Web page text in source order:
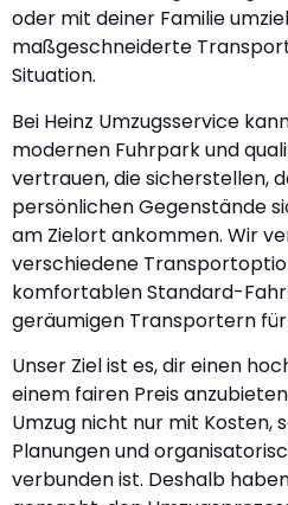
oder mit deiner Familie
maßgeschneiderte
Situation.
Bei Heinz Umzugsservice
modernen Fuhrpark und
vertrauen, die sicherstellen,
persönlichen Gegenstände
am Zielort ankommen. Wir
verschiedene
komfortablen Standard-
geräumigen Transportern
Unser Ziel ist es, dir einen
einem fairen Preis
Umzug nicht nur mit Kosten,
Planungen und
verbunden ist. Deshalb